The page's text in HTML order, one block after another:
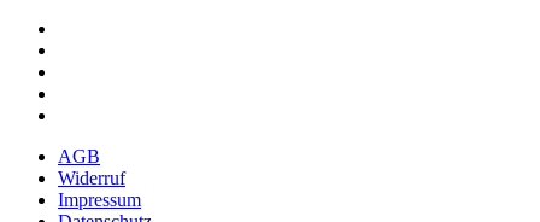
AGB
Widerruf
Impressum